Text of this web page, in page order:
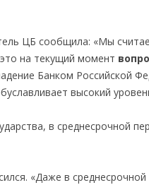
ЦБ сообщила: «Мы
на текущий момент
Банком Российской
высокий
в среднесрочной
«Даже в